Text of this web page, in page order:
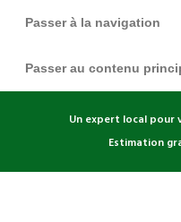
Passer à la navigation
Passer au contenu
Un expert local
Estimation